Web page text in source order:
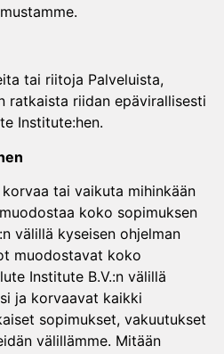
tai riitoja Palveluista,
ratkaista riidan epävirallisesti
Institute:hen.
tai vaikuta mihinkään
koko sopimuksen
välillä kyseisen ohjelman
muodostavat koko
Institute B.V.:n välillä
ja korvaavat kaikki
sopimukset, vakuutukset
välillämme. Mitään